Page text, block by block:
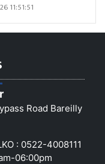
11:51:51
Road Bareilly
: 0522-4008111
06:00pm